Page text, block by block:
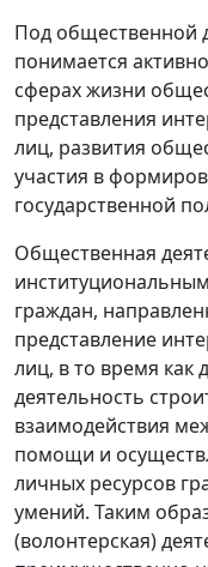
Под общественной
понимается
сферах жизни
представления
лиц, развития
участия в
государственной
Общественная
граждан,
представление
лиц, в то время как
деятельность
взаимодействия
помощи и
личных ресурсов
умений. Таким
(волонтерская)